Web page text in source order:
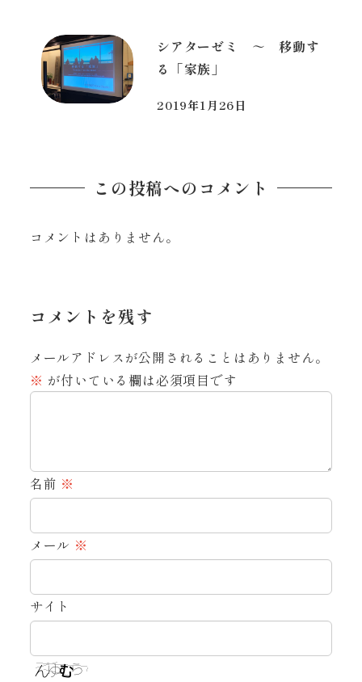
シアターゼミ ～ 移動す
る「家族」
投稿日
2019年1月26日
この投稿へのコメント
コメントはありません。
コメントを残す
メールアドレスが公開されることはありません。
※ が付いている欄は必須項目です
名前 ※
メール ※
サイト